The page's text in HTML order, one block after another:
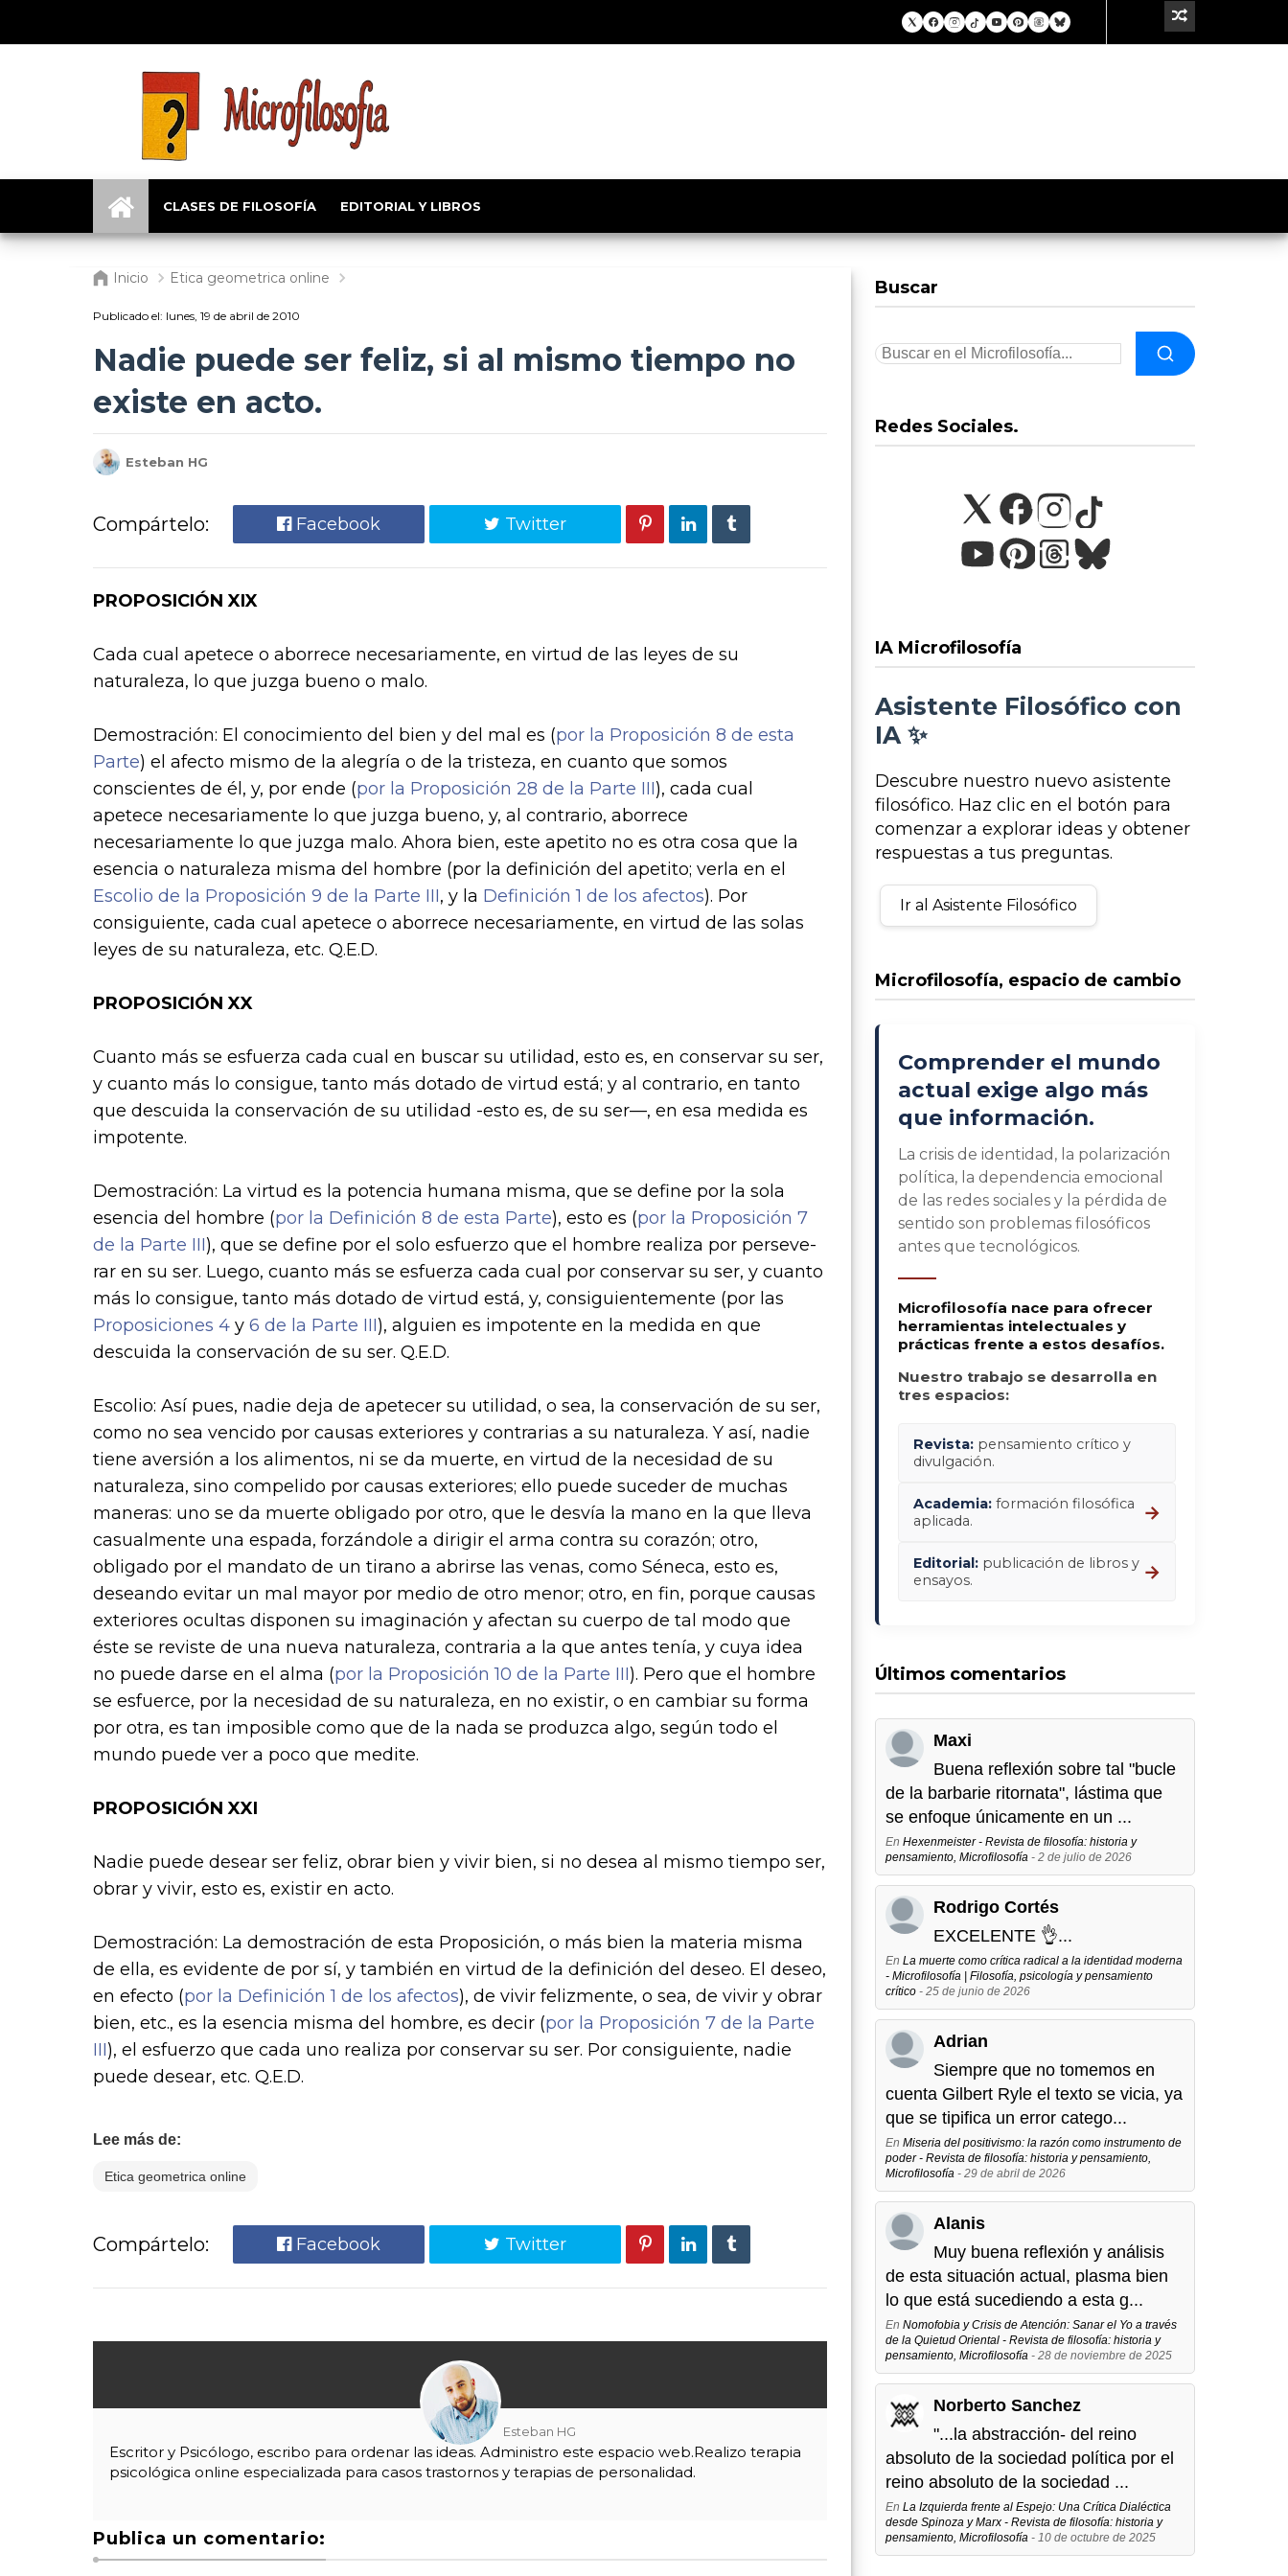
CLASES DE FILOSOFÍA EDITORIAL Y LIBROS
Inicio Etica geometrica online
Publicado el: lunes, 19 de abril de 2010
Nadie puede ser feliz, si al mismo tiempo no
existe en acto.
Esteban HG
Compártelo: Facebook Twitter
PROPOSICIÓN XIX
Cada cual apetece o aborrece necesariamente, en virtud de las leyes de su
naturaleza, lo que juzga bueno o malo.
Demostración: El conocimiento del bien y del mal es (por la Proposición 8 de esta
Parte) el afecto mismo de la alegría o de la tristeza, en cuanto que somos
conscientes de él, y, por ende (por la Proposición 28 de la Parte III), cada cual
apetece necesariamente lo que juzga bueno, y, al contrario, aborrece
necesariamente lo que juzga malo. Ahora bien, este apetito no es otra cosa que la
esencia o naturaleza misma del hombre (por la definición del apetito; verla en el
Escolio de la Proposición 9 de la Parte III, y la Definición 1 de los afectos). Por
consiguiente, cada cual apetece o aborrece necesariamente, en virtud de las solas
leyes de su naturaleza, etc. Q.E.D.
PROPOSICIÓN XX
Cuanto más se esfuerza cada cual en buscar su utilidad, esto es, en conservar su ser,
y cuanto más lo consigue, tanto más dotado de virtud está; y al contrario, en tanto
que descuida la conservación de su utilidad -esto es, de su ser—, en esa medida es
impotente.
Demostración: La virtud es la potencia humana misma, que se define por la sola
esencia del hombre (por la Definición 8 de esta Parte), esto es (por la Proposición 7
de la Parte III), que se define por el solo esfuerzo que el hombre realiza por perseve­
rar en su ser. Luego, cuanto más se esfuerza cada cual por conservar su ser, y cuanto
más lo consigue, tanto más dotado de virtud está, y, consiguientemente (por las
Proposiciones 4 y 6 de la Parte III), alguien es impotente en la medida en que
descuida la conservación de su ser. Q.E.D.
Escolio: Así pues, nadie deja de apetecer su utilidad, o sea, la conservación de su ser,
como no sea vencido por causas exteriores y contrarias a su naturaleza. Y así, nadie
tiene aversión a los alimentos, ni se da muerte, en virtud de la necesidad de su
naturaleza, sino compelido por causas exte­riores; ello puede suceder de muchas
maneras: uno se da muerte obligado por otro, que le desvía la mano en la que lleva
casualmente una espada, forzándole a dirigir el arma contra su corazón; otro,
obligado por el mandato de un tirano a abrirse las venas, como Séneca, esto es,
deseando evitar un mal mayor por medio de otro menor; otro, en fin, porque causas
exteriores ocultas disponen su imaginación y afectan su cuerpo de tal modo que
éste se reviste de una nueva naturale­za, contraria a la que antes tenía, y cuya idea
no puede darse en el alma (por la Proposición 10 de la Parte III). Pero que el hombre
se esfuerce, por la necesidad de su naturaleza, en no existir, o en cambiar su forma
por otra, es tan imposible como que de la nada se produzca algo, según todo el
mundo puede ver a poco que medite.
PROPOSICIÓN XXI
Nadie puede desear ser feliz, obrar bien y vivir bien, si no desea al mismo tiempo ser,
obrar y vivir, esto es, existir en acto.
Demostración: La demostración de esta Proposición, o más bien la materia misma
de ella, es evidente de por sí, y también en virtud de la definición del deseo. El deseo,
en efecto (por la Definición 1 de los afectos), de vivir felizmente, o sea, de vivir y obrar
bien, etc., es la esencia misma del hombre, es decir (por la Proposición 7 de la Parte
III), el esfuerzo que cada uno realiza por conservar su ser. Por consiguiente, nadie
puede desear, etc. Q.E.D.
Lee más de:
Etica geometrica online
Compártelo: Facebook Twitter
Esteban HG
Escritor y Psicólogo, escribo para ordenar las ideas. Administro este espacio web.Realizo terapia
psicológica online especializada para casos trastornos y terapias de personalidad.
Publica un comentario:
Buscar
Redes Sociales.
IA Microfilosofía
Asistente Filosófico con
IA ✨
Descubre nuestro nuevo asistente
filosófico. Haz clic en el botón para
comenzar a explorar ideas y obtener
respuestas a tus preguntas.
Ir al Asistente Filosófico
Microfilosofía, espacio de cambio
Comprender el mundo
actual exige algo más
que información.
La crisis de identidad, la polarización
política, la dependencia emocional
de las redes sociales y la pérdida de
sentido son problemas filosóficos
antes que tecnológicos.
Microfilosofía nace para ofrecer
herramientas intelectuales y
prácticas frente a estos desafíos.
Nuestro trabajo se desarrolla en
tres espacios:
Revista: pensamiento crítico y
divulgación.
Academia: formación filosófica
aplicada.
→
Editorial: publicación de libros y
ensayos.
→
Últimos comentarios
Maxi
Buena reflexión sobre tal "bucle
de la barbarie ritornata", lástima que
se enfoque únicamente en un ...
En Hexenmeister - Revista de filosofía: historia y
pensamiento, Microfilosofía - 2 de julio de 2026
Rodrigo Cortés
EXCELENTE 👌...
En La muerte como crítica radical a la identidad moderna
- Microfilosofía | Filosofía, psicología y pensamiento
crítico - 25 de junio de 2026
Adrian
Siempre que no tomemos en
cuenta Gilbert Ryle el texto se vicia, ya
que se tipifica un error catego...
En Miseria del positivismo: la razón como instrumento de
poder - Revista de filosofía: historia y pensamiento,
Microfilosofía - 29 de abril de 2026
Alanis
Muy buena reflexión y análisis
de esta situación actual, plasma bien
lo que está sucediendo a esta g...
En Nomofobia y Crisis de Atención: Sanar el Yo a través
de la Quietud Oriental - Revista de filosofía: historia y
pensamiento, Microfilosofía - 28 de noviembre de 2025
Norberto Sanchez
"...la abstracción- del reino
absoluto de la sociedad política por el
reino absoluto de la sociedad ...
En La Izquierda frente al Espejo: Una Crítica Dialéctica
desde Spinoza y Marx - Revista de filosofía: historia y
pensamiento, Microfilosofía - 10 de octubre de 2025